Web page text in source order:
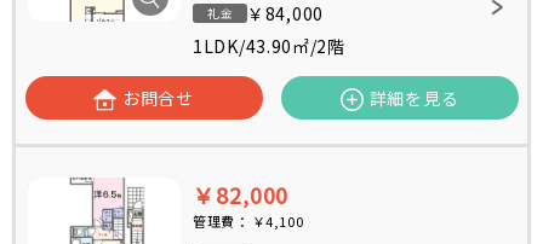
礼金
￥84,000
1LDK/43.90㎡/2階
お問合せ 詳細を見る
￥82,000
管理費： ￥4,100